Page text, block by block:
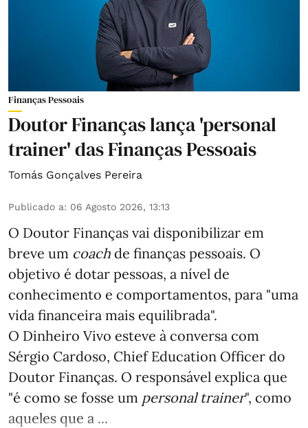
Finanças Pessoais
Doutor Finanças lança 'personal
trainer' das Finanças Pessoais
Tomás Gonçalves Pereira
Publicado a: 06 Agosto 2026, 13:13
O Doutor Finanças vai disponibilizar em
breve um coach de finanças pessoais. O
objetivo é dotar pessoas, a nível de
conhecimento e comportamentos, para "uma
vida financeira mais equilibrada".
O Dinheiro Vivo esteve à conversa com
Sérgio Cardoso, Chief Education Officer do
Doutor Finanças. O responsável explica que
"é como se fosse um personal trainer", como
aqueles que a ...